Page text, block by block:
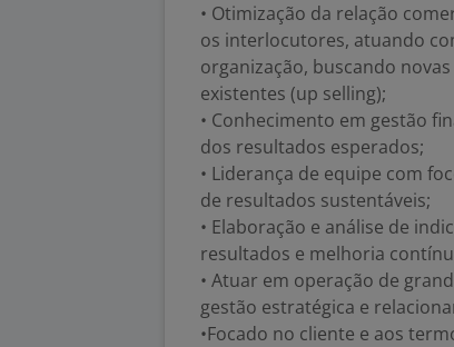
• Otimização da relação
os interlocutores, atuando
organização, buscando
existentes (up selling);
• Conhecimento em gestão
dos resultados esperados;
• Liderança de equipe com
de resultados sustentáveis;
• Elaboração e análise de
resultados e melhoria
• Atuar em operação de
gestão estratégica e
•Focado no cliente e aos